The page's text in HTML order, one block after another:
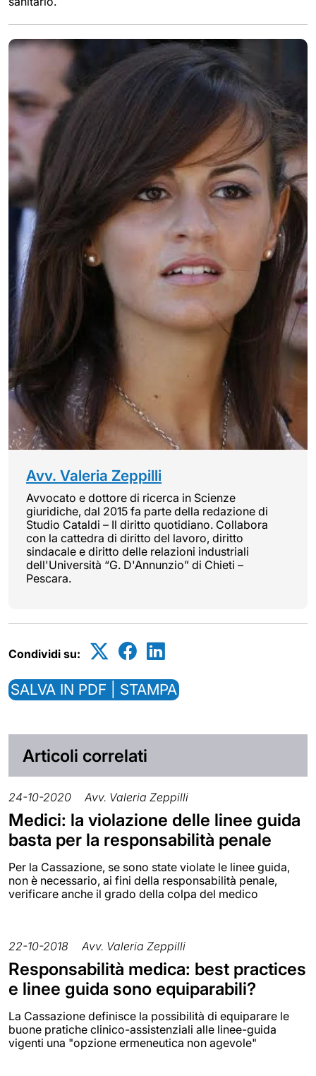
Avv. Valeria Zeppilli
Avvocato e dottore di ricerca in Scienze
giuridiche, dal 2015 fa parte della redazione di
Studio Cataldi – Il diritto quotidiano. Collabora
con la cattedra di diritto del lavoro, diritto
sindacale e diritto delle relazioni industriali
dell'Università “G. D'Annunzio” di Chieti –
Pescara.
Condividi su:
SALVA IN PDF | STAMPA
Articoli correlati
24-10-2020 Avv. Valeria Zeppilli
Medici: la violazione delle linee guida
basta per la responsabilità penale
Per la Cassazione, se sono state violate le linee guida,
non è necessario, ai fini della responsabilità penale,
verificare anche il grado della colpa del medico
22-10-2018 Avv. Valeria Zeppilli
Responsabilità medica: best practices
e linee guida sono equiparabili?
La Cassazione definisce la possibilità di equiparare le
buone pratiche clinico-assistenziali alle linee-guida
vigenti una "opzione ermeneutica non agevole"